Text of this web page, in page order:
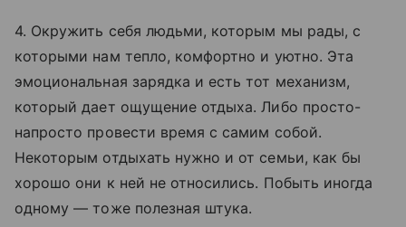
4. Окружить себя людьми, которым мы рады, с
которыми нам тепло, комфортно и уютно. Эта
эмоциональная зарядка и есть тот механизм,
который дает ощущение отдыха. Либо просто-
напросто провести время с самим собой.
Некоторым отдыхать нужно и от семьи, как бы
хорошо они к ней не относились. Побыть иногда
одному — тоже полезная штука.